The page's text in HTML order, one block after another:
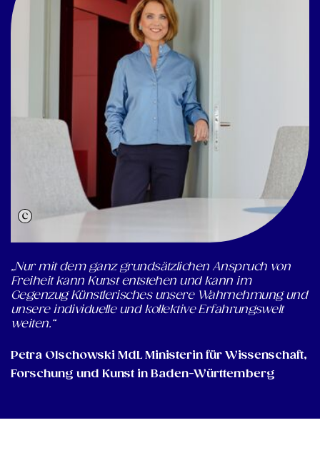
„Nur mit dem ganz grundsätzlichen Anspruch von
Freiheit kann Kunst entstehen und kann im
Gegenzug Künstlerisches unsere Wahrnehmung und
unsere individuelle und kollektive Erfahrungswelt
weiten.“
Petra Olschowski MdL Ministerin für Wissenschaft,
Forschung und Kunst in Baden-Württemberg